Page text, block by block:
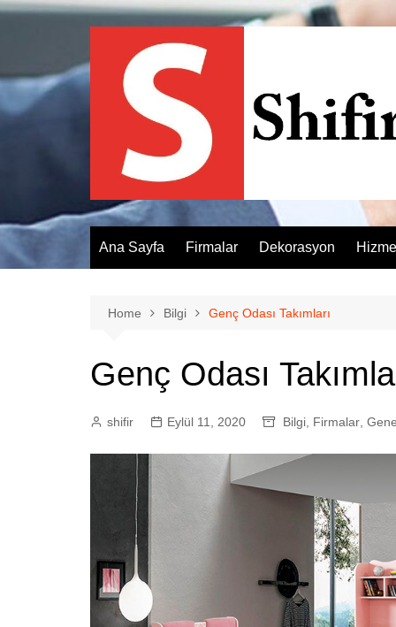
Skip
Ana Sayfa Firmalar Dekorasyon
Home Bilgi Genç Odası Takımları
Genç Odası
shifir Eylül 11, 2020 Bilgi Firmalar